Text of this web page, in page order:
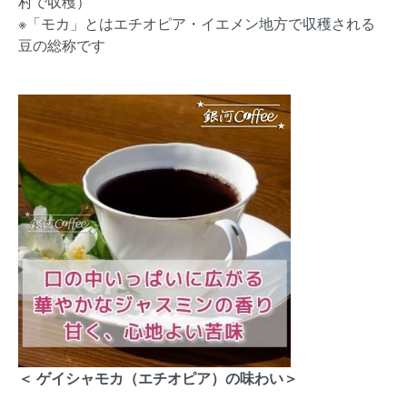
※「モカ」とはエチオピア・イエメン地方で収穫される
豆の総称です
＜ ゲイシャモカ（エチオピア）の味わい＞